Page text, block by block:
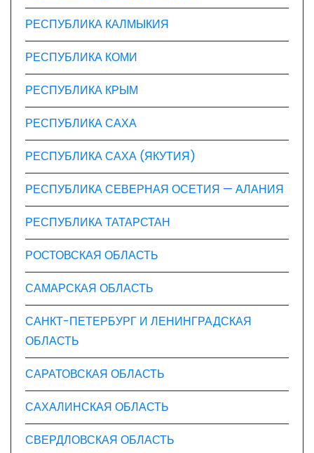
РЕСПУБЛИКА КАЛМЫКИЯ
РЕСПУБЛИКА КОМИ
РЕСПУБЛИКА КРЫМ
РЕСПУБЛИКА САХА
РЕСПУБЛИКА САХА (ЯКУТИЯ)
РЕСПУБЛИКА СЕВЕРНАЯ ОСЕТИЯ — АЛАНИЯ
РЕСПУБЛИКА ТАТАРСТАН
РОСТОВСКАЯ ОБЛАСТЬ
САМАРСКАЯ ОБЛАСТЬ
САНКТ-ПЕТЕРБУРГ И ЛЕНИНГРАДСКАЯ
ОБЛАСТЬ
САРАТОВСКАЯ ОБЛАСТЬ
САХАЛИНСКАЯ ОБЛАСТЬ
СВЕРДЛОВСКАЯ ОБЛАСТЬ